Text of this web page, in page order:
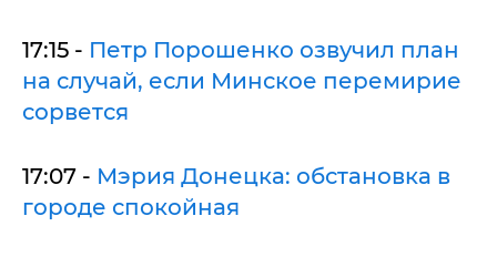
17:15 - Петр Порошенко озвучил план
на случай, если Минское перемирие
сорвется
17:07 - Мэрия Донецка: обстановка в
городе спокойная